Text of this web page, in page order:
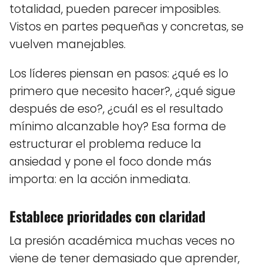
totalidad, pueden parecer imposibles.
Vistos en partes pequeñas y concretas, se
vuelven manejables.
Los líderes piensan en pasos: ¿qué es lo
primero que necesito hacer?, ¿qué sigue
después de eso?, ¿cuál es el resultado
mínimo alcanzable hoy? Esa forma de
estructurar el problema reduce la
ansiedad y pone el foco donde más
importa: en la acción inmediata.
Establece prioridades con claridad
La presión académica muchas veces no
viene de tener demasiado que aprender,